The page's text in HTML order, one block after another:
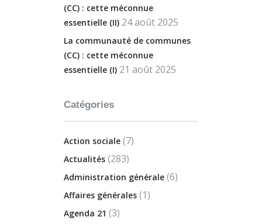
(CC) : cette méconnue
essentielle (II) 24 août 2025
La communauté de communes
(CC) : cette méconnue
essentielle (I) 21 août 2025
Catégories
Action sociale (7)
Actualités (283)
Administration générale (6)
Affaires générales (1)
Agenda 21 (3)